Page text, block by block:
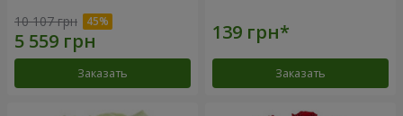
10 107 грн
Заказать Заказать